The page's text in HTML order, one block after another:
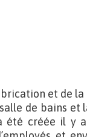
et de
de bains et
été créée il y